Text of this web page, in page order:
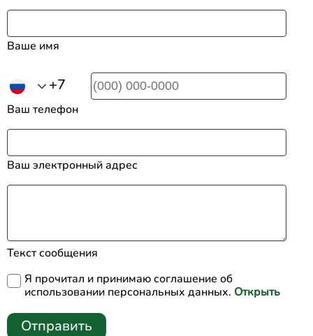
Ваше имя
+7
Ваш телефон
Ваш электронный адрес
Текст сообщения
Я прочитал и принимаю соглашение об
использовании персональных данных. Открыть
Отправить